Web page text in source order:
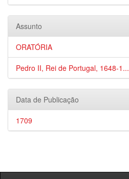
Assunto
ORATÓRIA
Pedro II, Rei de Portugal, 1648-1...
Data de Publicação
1709